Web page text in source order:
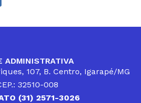
ADMINISTRATIVA
107, B. Centro, Igarapé/MG
32510-008
(31) 2571-3026